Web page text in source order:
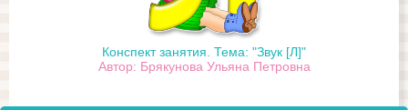
Конспект занятия. Тема: "Звук [Л]"
Автор: Брякунова Ульяна Петровна